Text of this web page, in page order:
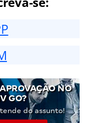
NO
GO?
do assunto!